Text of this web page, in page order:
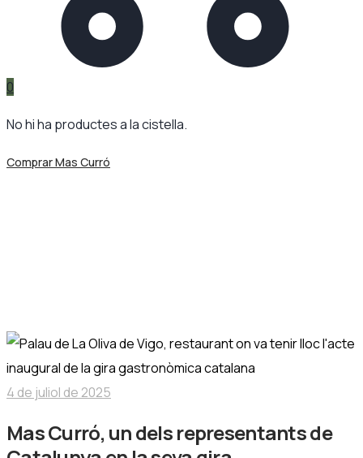
0
No hi ha productes a la cistella.
Comprar Mas Curró
4 de juliol de 2025
Mas Curró, un dels representants de